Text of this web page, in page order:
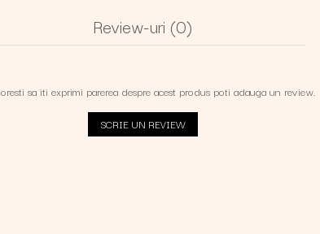
Review-uri (0)
sa iti exprimi parerea despre acest produs poti adauga un review.
SCRIE UN REVIEW